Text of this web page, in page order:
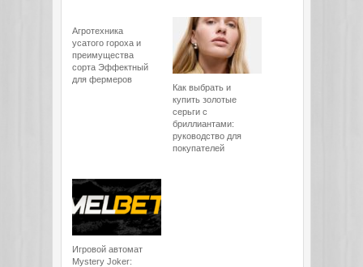
Агротехника
усатого гороха и
преимущества
сорта Эффектный
для фермеров
Как выбрать и
купить золотые
серьги с
бриллиантами:
руководство для
покупателей
Игровой автомат
Mystery Joker: